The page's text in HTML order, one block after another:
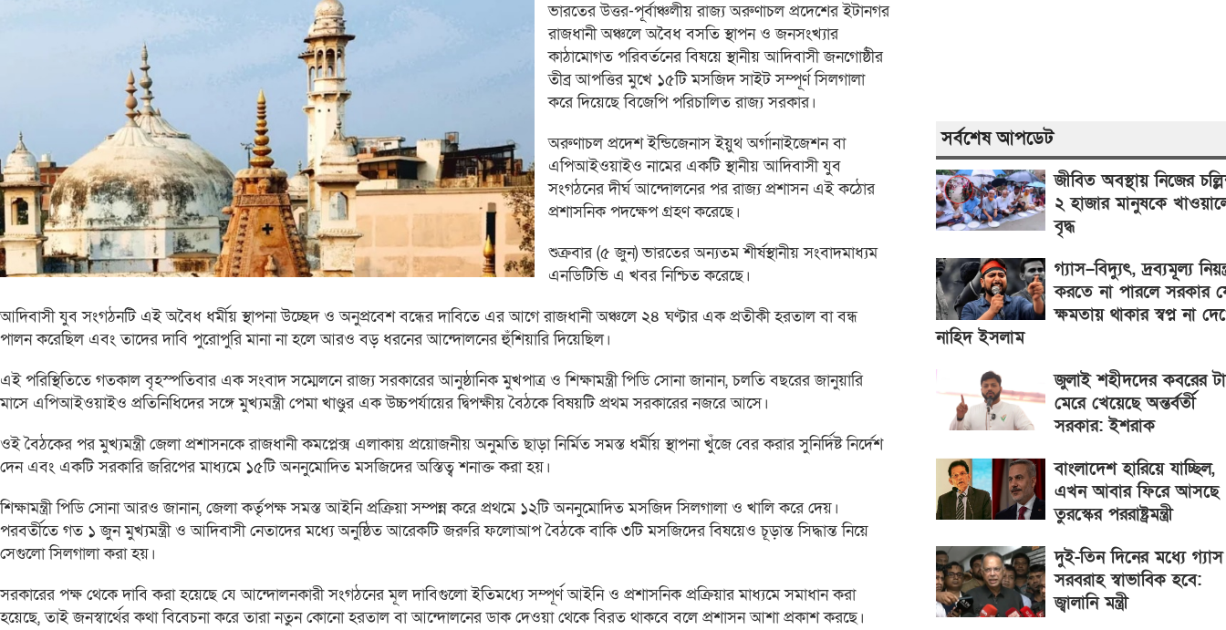
ভারতের উত্তর-পূর্বাঞ্চলীয় রাজ্য অরুণাচল প্রদেশের ইটানগর
রাজধানী অঞ্চলে অবৈধ বসতি স্থাপন ও জনসংখ্যার
কাঠামোগত পরিবর্তনের বিষয়ে স্থানীয় আদিবাসী জনগোষ্ঠীর
তীব্র আপত্তির মুখে ১৫টি মসজিদ সাইট সম্পূর্ণ সিলগালা
করে দিয়েছে বিজেপি পরিচালিত রাজ্য সরকার।
অরুণাচল প্রদেশ ইন্ডিজেনাস ইয়ুথ অর্গানাইজেশন বা
এপিআইওয়াইও নামের একটি স্থানীয় আদিবাসী যুব
সংগঠনের দীর্ঘ আন্দোলনের পর রাজ্য প্রশাসন এই কঠোর
প্রশাসনিক পদক্ষেপ গ্রহণ করেছে।
শুক্রবার (৫ জুন) ভারতের অন্যতম শীর্ষস্থানীয় সংবাদমাধ্যম
এনডিটিভি এ খবর নিশ্চিত করেছে।
আদিবাসী যুব সংগঠনটি এই অবৈধ ধর্মীয় স্থাপনা উচ্ছেদ ও অনুপ্রবেশ বন্ধের দাবিতে এর আগে রাজধানী অঞ্চলে ২৪ ঘণ্টার এক প্রতীকী হরতাল বা বন্ধ
পালন করেছিল এবং তাদের দাবি পুরোপুরি মানা না হলে আরও বড় ধরনের আন্দোলনের হুঁশিয়ারি দিয়েছিল।
এই পরিস্থিতিতে গতকাল বৃহস্পতিবার এক সংবাদ সম্মেলনে রাজ্য সরকারের আনুষ্ঠানিক মুখপাত্র ও শিক্ষামন্ত্রী পিডি সোনা জানান, চলতি বছরের জানুয়ারি
মাসে এপিআইওয়াইও প্রতিনিধিদের সঙ্গে মুখ্যমন্ত্রী পেমা খাণ্ডুর এক উচ্চপর্যায়ের দ্বিপক্ষীয় বৈঠকে বিষয়টি প্রথম সরকারের নজরে আসে।
ওই বৈঠকের পর মুখ্যমন্ত্রী জেলা প্রশাসনকে রাজধানী কমপ্লেক্স এলাকায় প্রয়োজনীয় অনুমতি ছাড়া নির্মিত সমস্ত ধর্মীয় স্থাপনা খুঁজে বের করার সুনির্দিষ্ট নির্দেশ
দেন এবং একটি সরকারি জরিপের মাধ্যমে ১৫টি অননুমোদিত মসজিদের অস্তিত্ব শনাক্ত করা হয়।
শিক্ষামন্ত্রী পিডি সোনা আরও জানান, জেলা কর্তৃপক্ষ সমস্ত আইনি প্রক্রিয়া সম্পন্ন করে প্রথমে ১২টি অননুমোদিত মসজিদ সিলগালা ও খালি করে দেয়।
পরবর্তীতে গত ১ জুন মুখ্যমন্ত্রী ও আদিবাসী নেতাদের মধ্যে অনুষ্ঠিত আরেকটি জরুরি ফলোআপ বৈঠকে বাকি ৩টি মসজিদের বিষয়েও চূড়ান্ত সিদ্ধান্ত নিয়ে
সেগুলো সিলগালা করা হয়।
সরকারের পক্ষ থেকে দাবি করা হয়েছে যে আন্দোলনকারী সংগঠনের মূল দাবিগুলো ইতিমধ্যে সম্পূর্ণ আইনি ও প্রশাসনিক প্রক্রিয়ার মাধ্যমে সমাধান করা
হয়েছে, তাই জনস্বার্থের কথা বিবেচনা করে তারা নতুন কোনো হরতাল বা আন্দোলনের ডাক দেওয়া থেকে বিরত থাকবে বলে প্রশাসন আশা প্রকাশ করছে।
সর্বশেষ আপডেট
জীবিত অবস্থায় নিজের
২ হাজার মানুষকে
বৃদ্ধ
গ্যাস–বিদ্যুৎ, দ্রব্যমূল্য
করতে না পারলে সরকার
ক্ষমতায় থাকার স্বপ্ন না
নাহিদ ইসলাম
জুলাই শহীদদের কবরের
মেরে খেয়েছে অন্তর্বর্তী
সরকার: ইশরাক
বাংলাদেশ হারিয়ে যাচ্ছিল,
এখন আবার ফিরে আসছে
তুরস্কের পররাষ্ট্রমন্ত্রী
দুই-তিন দিনের মধ্যে গ্যাস
সরবরাহ স্বাভাবিক হবে:
জ্বালানি মন্ত্রী